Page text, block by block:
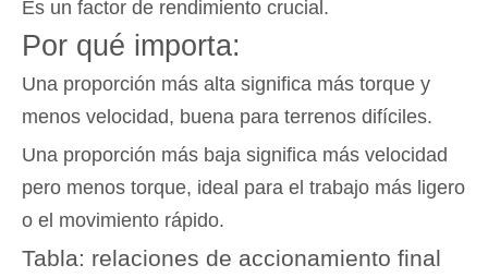
Es un factor de rendimiento crucial.
Por qué importa:
Una proporción más alta significa más torque y
menos velocidad, buena para terrenos difíciles.
Una proporción más baja significa más velocidad
pero menos torque, ideal para el trabajo más ligero
o el movimiento rápido.
Tabla: relaciones de accionamiento final